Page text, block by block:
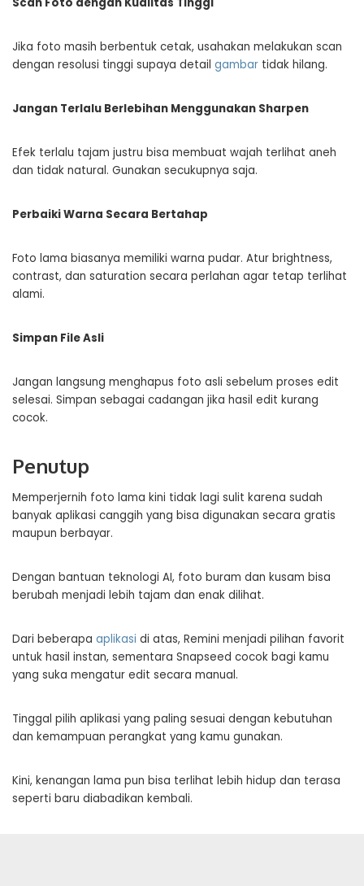
Jika foto masih berbentuk cetak, usahakan melakukan scan
dengan resolusi tinggi supaya detail gambar tidak hilang.
Jangan Terlalu Berlebihan Menggunakan Sharpen
Efek terlalu tajam justru bisa membuat wajah terlihat aneh
dan tidak natural. Gunakan secukupnya saja.
Perbaiki Warna Secara Bertahap
Foto lama biasanya memiliki warna pudar. Atur brightness,
contrast, dan saturation secara perlahan agar tetap terlihat
alami.
Simpan File Asli
Jangan langsung menghapus foto asli sebelum proses edit
selesai. Simpan sebagai cadangan jika hasil edit kurang
cocok.
Penutup
Memperjernih foto lama kini tidak lagi sulit karena sudah
banyak aplikasi canggih yang bisa digunakan secara gratis
maupun berbayar.
Dengan bantuan teknologi AI, foto buram dan kusam bisa
berubah menjadi lebih tajam dan enak dilihat.
Dari beberapa aplikasi di atas, Remini menjadi pilihan favorit
untuk hasil instan, sementara Snapseed cocok bagi kamu
yang suka mengatur edit secara manual.
Tinggal pilih aplikasi yang paling sesuai dengan kebutuhan
dan kemampuan perangkat yang kamu gunakan.
Kini, kenangan lama pun bisa terlihat lebih hidup dan terasa
seperti baru diabadikan kembali.